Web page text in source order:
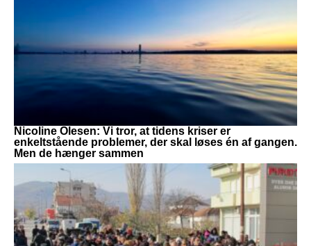
Nicoline Olesen: Vi tror, at tidens kriser er
enkeltstående problemer, der skal løses én af gangen.
Men de hænger sammen